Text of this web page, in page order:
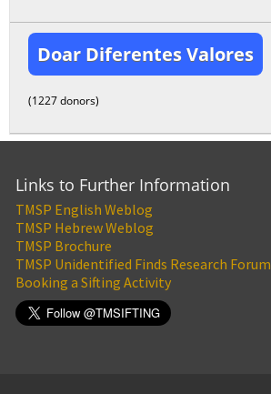
Doar Diferentes Valores
(1227 donors)
Links to Further Information
TMSP English Weblog
TMSP Hebrew Weblog
TMSP Brochure
TMSP Unidentified Finds Research Forum
Booking a Sifting Activity